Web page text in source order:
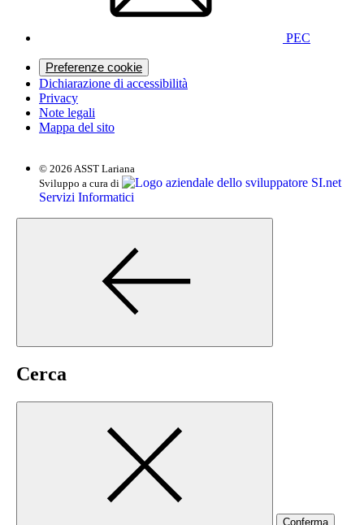
PEC
Preferenze cookie
Dichiarazione di accessibilità
Privacy
Note legali
Mappa del sito
© 2026 ASST Lariana
Sviluppo a cura di
SI.net
Servizi Informatici
Cerca
Conferma